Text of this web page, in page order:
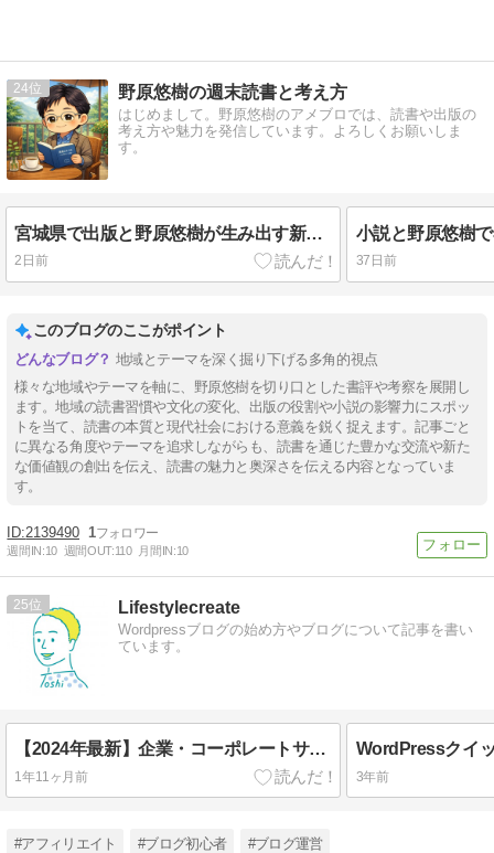
24 野原悠樹の週末読書と考え方
はじめまして。野原悠樹のアメブロでは、読書や出版の
考え方や魅力を発信しています。よろしくお願いしま
す。
宮城県で出版と野原悠樹が生み出す新たな知識の広がり
2日前 37日前
このブログのここがポイント
地域とテーマを深く掘り下げる多角的視点
様々な地域やテーマを軸に、野原悠樹を切り口とした書評や考察を展開し
ます。地域の読書習慣や文化の変化、出版の役割や小説の影響力にスポッ
トを当て、読書の本質と現代社会における意義を鋭く捉えます。記事ごと
に異なる角度やテーマを追求しながらも、読書を通じた豊かな交流や新た
な価値観の創出を伝え、読書の魅力と奥深さを伝える内容となっていま
す。
2139490 1
週間IN:10 週間OUT:110 月間IN:10
25 Lifestylecreate
Wordpressブログの始め方やブログについて記事を書い
ています。
【2024年最新】企業・コーポレートサイトにオススメのWordPressテーマ14選
1年11ヶ月前 3年前
#アフィリエイト #ブログ初心者 #ブログ運営